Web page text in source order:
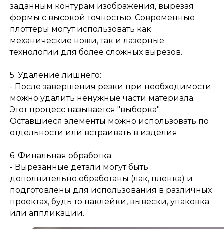
заданным контурам изображения, вырезая
формы с высокой точностью. Современные
плоттеры могут использовать как
механические ножи, так и лазерные
технологии для более сложных вырезов.
5. Удаление лишнего:
- После завершения резки при необходимости
можно удалить ненужные части материала.
Этот процесс называется "выборка".
Оставшиеся элементы можно использовать по
отдельности или встраивать в изделия.
6. Финальная обработка:
- Вырезанные детали могут быть
дополнительно обработаны (лак, пленка) и
подготовлены для использования в различных
проектах, будь то наклейки, вывески, упаковка
или аппликации.